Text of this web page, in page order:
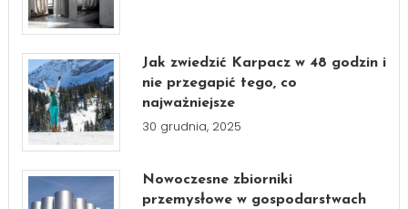
Jak zwiedzić Karpacz w 48 godzin i
nie przegapić tego, co
najważniejsze
30 grudnia, 2025
Nowoczesne zbiorniki
przemysłowe w gospodarstwach